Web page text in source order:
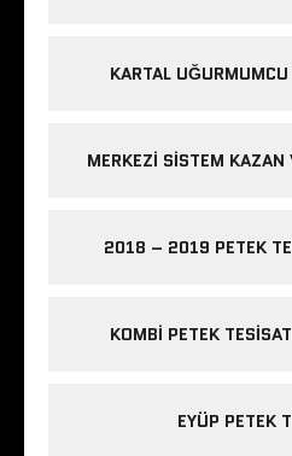
KARTAL
MERKEZI SISTEM
2018 – 2019 PETEK
KOMBI PETEK
EYÜP PETEK